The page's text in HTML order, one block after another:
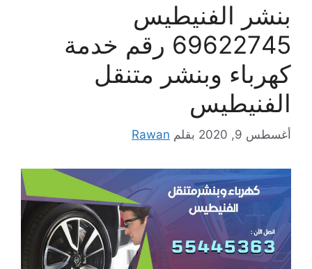
بنشر الفنيطيس
69622745 رقم خدمة
كهرباء وبنشر متنقل
الفنيطيس
أغسطس 9, 2020 بقلم Rawan